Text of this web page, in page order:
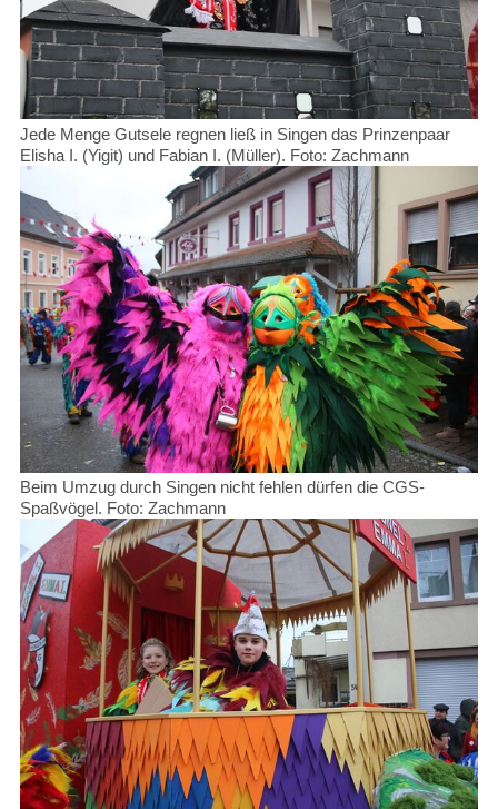
Jede Menge Gutsele regnen ließ in Singen das Prinzenpaar
Elisha I. (Yigit) und Fabian I. (Müller). Foto: Zachmann
Beim Umzug durch Singen nicht fehlen dürfen die CGS-
Spaßvögel. Foto: Zachmann